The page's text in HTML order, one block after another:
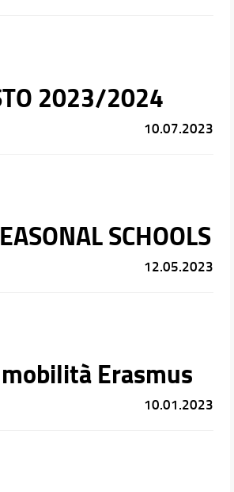
2023/2024
10.07.2023
SCHOOLS
12.05.2023
Erasmus
10.01.2023